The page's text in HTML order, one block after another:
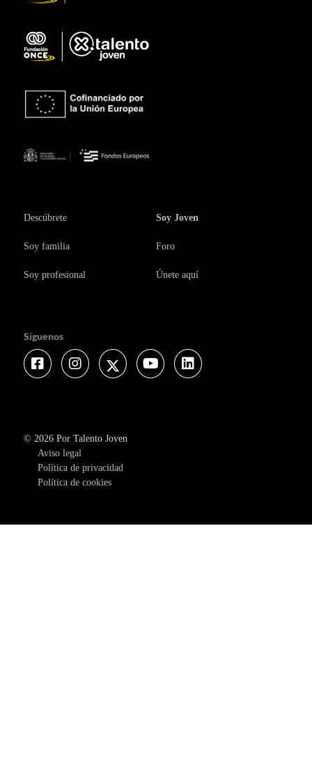
Descúbrete Soy Joven
Soy familia Foro
Soy profesional Únete aquí
Síguenos
Facebook Instagram Twitter Youtube
© 2026 Por Talento Joven
Aviso legal
Política de privacidad
Política de cookies